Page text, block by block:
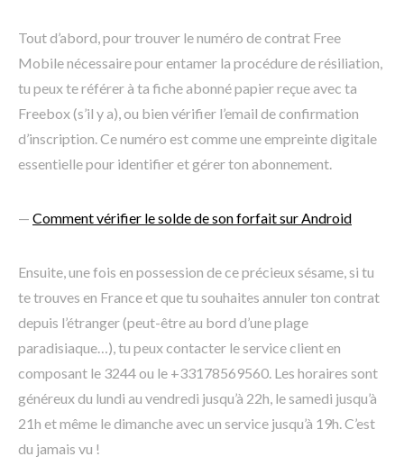
Tout d’abord, pour trouver le numéro de contrat Free
Mobile nécessaire pour entamer la procédure de résiliation,
tu peux te référer à ta fiche abonné papier reçue avec ta
Freebox (s’il y a), ou bien vérifier l’email de confirmation
d’inscription. Ce numéro est comme une empreinte digitale
essentielle pour identifier et gérer ton abonnement.
— Comment vérifier le solde de son forfait sur Android
Ensuite, une fois en possession de ce précieux sésame, si tu
te trouves en France et que tu souhaites annuler ton contrat
depuis l’étranger (peut-être au bord d’une plage
paradisiaque…), tu peux contacter le service client en
composant le 3244 ou le +33178569560. Les horaires sont
généreux du lundi au vendredi jusqu’à 22h, le samedi jusqu’à
21h et même le dimanche avec un service jusqu’à 19h. C’est
du jamais vu !